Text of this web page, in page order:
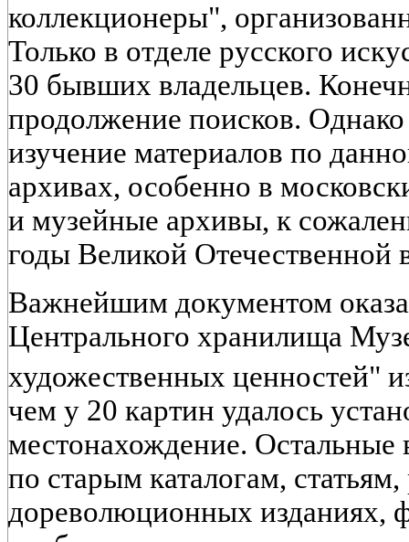
коллекционеры",
Только в отделе русского
30 бывших владельцев.
продолжение поисков.
изучение материалов по
архивах, особенно в
и музейные архивы, к
годы Великой Отечественной
Важнейшим документом
Центрального хранилища
художественных ценностей"
чем у 20 картин удалось
местонахождение. Остальные
по старым каталогам,
дореволюционных изданиях,